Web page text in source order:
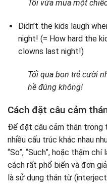
Tôi vừa mua một
Didn’t the kids laugh
night! (= How hard the
clowns last night!)
Tối qua bọn trẻ cười
hề đúng không!
Cách đặt câu cảm
Để đặt câu cảm thán trong
nhiều cấu trúc khác nhau
“So”, “Such”, hoặc thậm
cách rất phổ biến và đơn
là sử dụng thán từ